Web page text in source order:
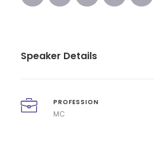
Speaker Details
PROFESSION
MC